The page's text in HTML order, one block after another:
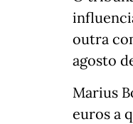
outra
agosto
Marius
euros a